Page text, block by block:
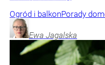
Ogród i balkonPorady
Ewa Jagalska